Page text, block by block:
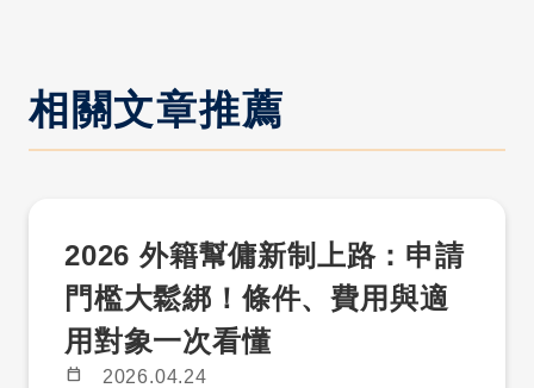
相關文章推薦
2026 外籍幫傭新制上路：申請
門檻大鬆綁！條件、費用與適
用對象一次看懂
calendar_today 2026.04.24